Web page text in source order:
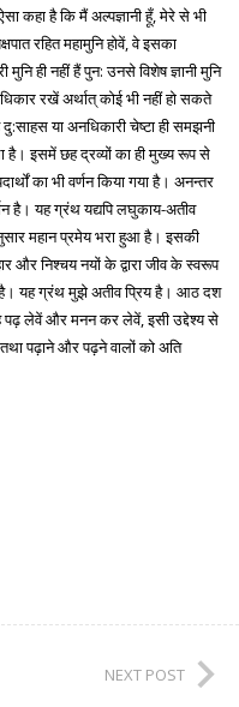
कहा है कि मैं अल्पज्ञानी हूँ, मेरे से भी
रहित महामुनि होवें, वे इसका
ही नहीं हैं पुन: उनसे विशेष ज्ञानी मुनि
रखें अर्थात् कोई भी नहीं हो सकते
या अनधिकारी चेष्टा ही समझनी
है। इसमें छह द्रव्यों का ही मुख्य रूप से
का भी वर्णन किया गया है। अनन्तर
है। यह ग्रंथ यद्यपि लघुकाय-अतीव
महान प्रमेय भरा हुआ है। इसकी
और निश्चय नयों के द्वारा जीव के स्वरूप
है। यह ग्रंथ मुझे अतीव प्रिय है। आठ दश
पढ़ लेवें और मनन कर लेवें, इसी उद्देश्य से
पढ़ाने और पढ़ने वालों को अति
NEXT POST